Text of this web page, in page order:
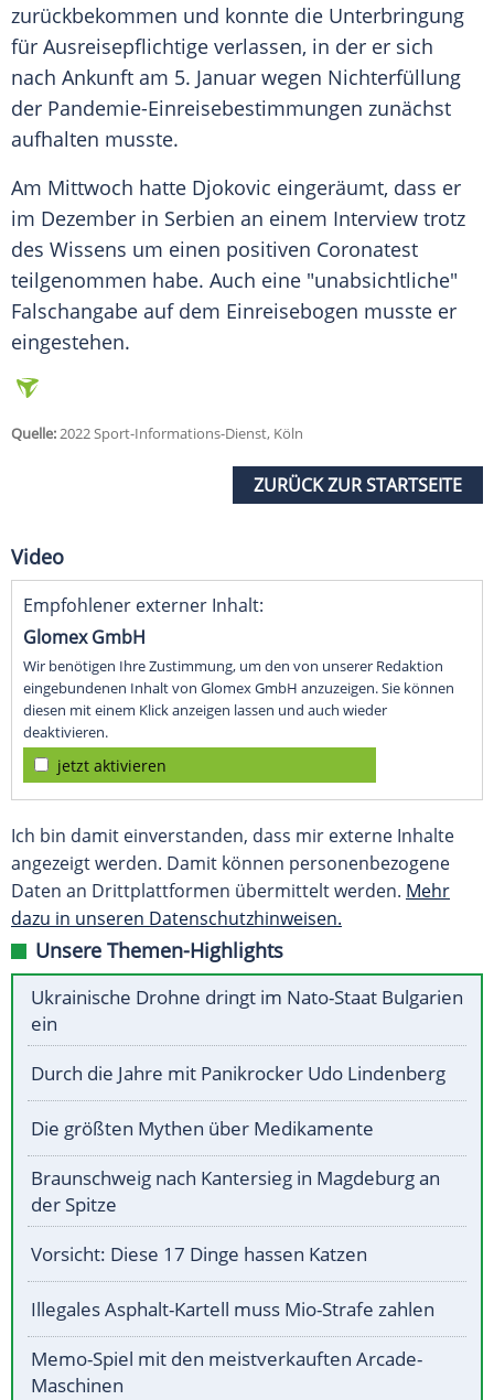
zurückbekommen und konnte die Unterbringung
für Ausreisepflichtige verlassen, in der er sich
nach Ankunft am 5. Januar wegen Nichterfüllung
der Pandemie-Einreisebestimmungen zunächst
aufhalten musste.
Am Mittwoch hatte Djokovic eingeräumt, dass er
im Dezember in Serbien an einem Interview trotz
des Wissens um einen positiven Coronatest
teilgenommen habe. Auch eine "unabsichtliche"
Falschangabe auf dem Einreisebogen musste er
eingestehen.
Quelle:2022 Sport-Informations-Dienst, Köln
ZURÜCK ZUR STARTSEITE
Video
Empfohlener externer Inhalt:
Glomex GmbH
Wir benötigen Ihre Zustimmung, um den von unserer Redaktion
eingebundenen Inhalt von Glomex GmbH anzuzeigen. Sie können
diesen mit einem Klick anzeigen lassen und auch wieder
deaktivieren.
jetzt aktivieren
Ich bin damit einverstanden, dass mir externe Inhalte
angezeigt werden. Damit können personenbezogene
Daten an Drittplattformen übermittelt werden. Mehr
dazu in unseren Datenschutzhinweisen.
Unsere Themen-Highlights
Ukrainische Drohne dringt im Nato-Staat Bulgarien
ein
Durch die Jahre mit Panikrocker Udo Lindenberg
Die größten Mythen über Medikamente
Braunschweig nach Kantersieg in Magdeburg an
der Spitze
Vorsicht: Diese 17 Dinge hassen Katzen
Illegales Asphalt-Kartell muss Mio-Strafe zahlen
Memo-Spiel mit den meistverkauften Arcade-
Maschinen